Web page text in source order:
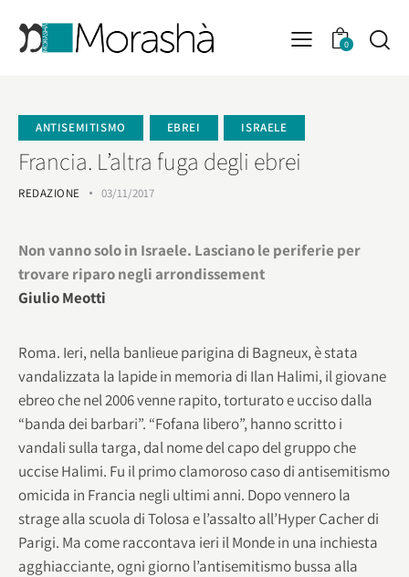
0
ANTISEMITISMO EBREI ISRAELE
Francia. L’altra fuga degli ebrei
REDAZIONE 03/11/2017
Non vanno solo in Israele. Lasciano le periferie per
trovare riparo negli arrondissement
Giulio Meotti
Roma. Ieri, nella banlieue parigina di Bagneux, è stata
vandalizzata la lapide in memoria di Ilan Halimi, il giovane
ebreo che nel 2006 venne rapito, torturato e ucciso dalla
“banda dei barbari”. “Fofana libero”, hanno scritto i
vandali sulla targa, dal nome del capo del gruppo che
uccise Halimi. Fu il primo clamoroso caso di antisemitismo
omicida in Francia negli ultimi anni. Dopo vennero la
strage alla scuola di Tolosa e l’assalto all’Hyper Cacher di
Parigi. Ma come raccontava ieri il Monde in una inchiesta
agghiacciante, ogni giorno l’antisemitismo bussa alla